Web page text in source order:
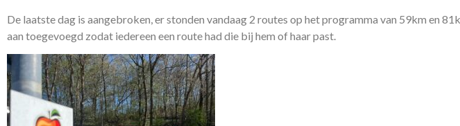
De laatste dag is aangebroken, er stonden vandaag 2 routes op het programma van 59km en
aan toegevoegd zodat iedereen een route had die bij hem of haar past.